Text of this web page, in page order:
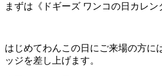
まずは《ドギーズ ワンコの日カレン
はじめてわんこの日にご来場の方に
ッジを差し上げます。